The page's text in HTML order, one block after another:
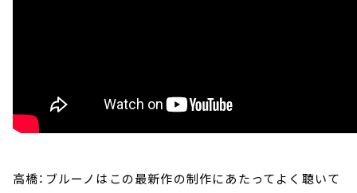
高橋：ブルーノはこの最新作の制作にあたってよく聴いて